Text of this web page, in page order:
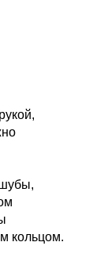
кольцом.